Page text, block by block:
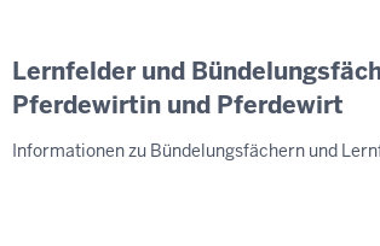
Lernfelder und
Pferdewirtin und Pferdewirt
Informationen zu Bündelungsfächern und